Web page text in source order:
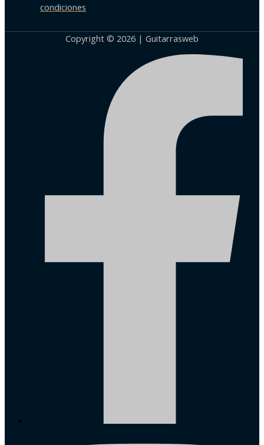
condiciones
Copyright © 2026 | Guitarrasweb